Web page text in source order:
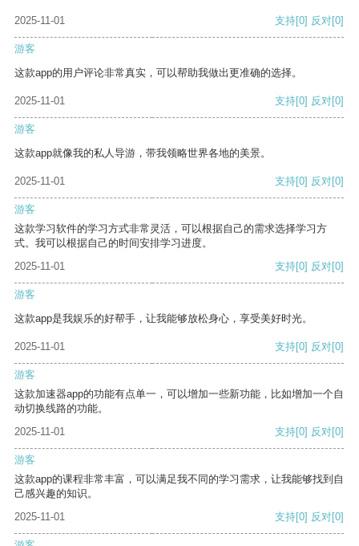
2025-11-01 支持[0] 反对[0]
游客
这款app的用户评论非常真实，可以帮助我做出更准确的选择。
2025-11-01 支持[0] 反对[0]
游客
这款app就像我的私人导游，带我领略世界各地的美景。
2025-11-01 支持[0] 反对[0]
游客
这款学习软件的学习方式非常灵活，可以根据自己的需求选择学习方
式。我可以根据自己的时间安排学习进度。
2025-11-01
支持[0] 反对[0]
游客
这款app是我娱乐的好帮手，让我能够放松身心，享受美好时光。
2025-11-01 支持[0] 反对[0]
游客
这款加速器app的功能有点单一，可以增加一些新功能，比如增加一个自
动切换线路的功能。
2025-11-01
支持[0] 反对[0]
游客
这款app的课程非常丰富，可以满足我不同的学习需求，让我能够找到自
己感兴趣的知识。
2025-11-01
支持[0] 反对[0]